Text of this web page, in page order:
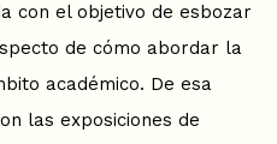
con el objetivo de esbozar
de cómo abordar la
académico. De esa
las exposiciones de